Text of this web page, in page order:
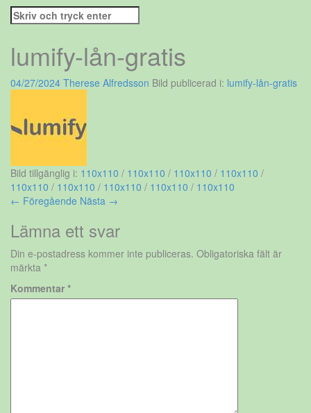
Sök
efter:
lumify-lån-gratis
04/27/2024 Therese Alfredsson Bild publicerad i: lumify-lån-gratis
Bild tillgänglig i: 110x110 / 110x110 / 110x110 / 110x110 /
110x110 / 110x110 / 110x110 / 110x110 / 110x110
← Föregående Nästa →
Lämna ett svar
Din e-postadress kommer inte publiceras. Obligatoriska fält är
märkta *
Kommentar *